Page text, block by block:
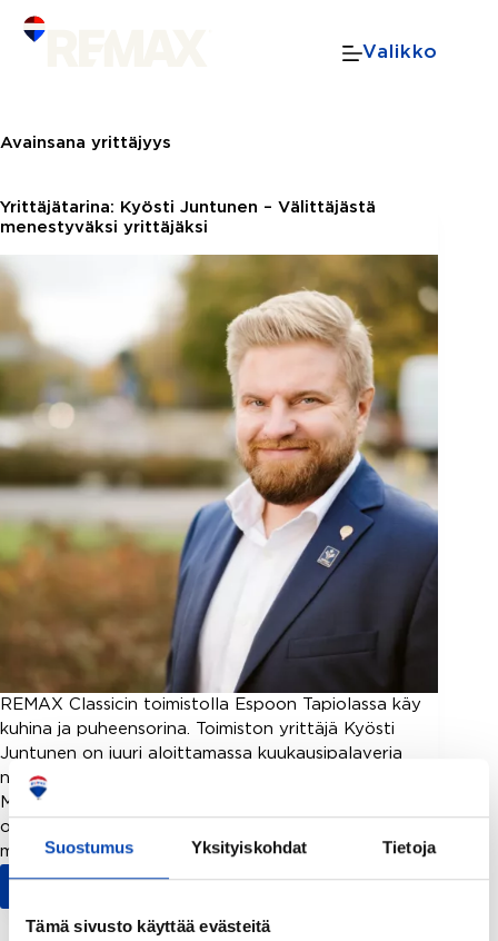
Suostumus Yksityiskohdat Tietoja
Tämä sivusto käyttää evästeitä
Valikko
Avainsana yrittäjyys
Yrittäjätarina: Kyösti Juntunen – Välittäjästä
menestyväksi yrittäjäksi
REMAX Classicin toimistolla Espoon Tapiolassa käy
kuhina ja puheensorina. Toimiston yrittäjä Kyösti
Juntunen on juuri aloittamassa kuukausipalaveria
noin 30 huippuvälittäjästä koostuvalle tiimilleen.
Mutta miten tähän on päädytty ja minkälainen on
ollut Kyöstin eli ”Köpän” yrittäjäpolku tähän
mennessä? Aloittelevasta välittäjästä menestyväksi…
Kyösti